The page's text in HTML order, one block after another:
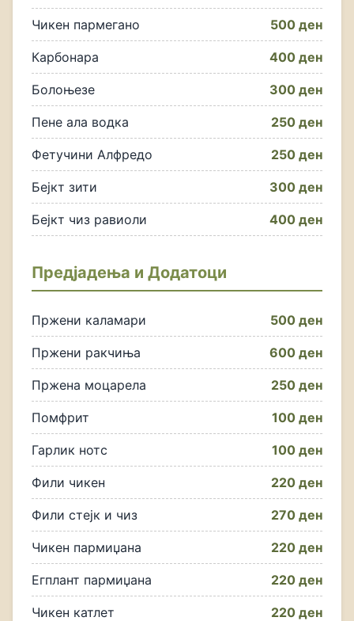
Чикен пармегано 500 ден
Карбонара 400 ден
Болоњезе 300 ден
Пене ала водка 250 ден
Фетучини Алфредо 250 ден
Бејкт зити 300 ден
Бејкт чиз равиоли 400 ден
Предјадења и Додатоци
Пржени каламари 500 ден
Пржени ракчиња 600 ден
Пржена моцарела 250 ден
Помфрит 100 ден
Гарлик нотс 100 ден
Фили чикен 220 ден
Фили стејк и чиз 270 ден
Чикен пармиџана 220 ден
Егплант пармиџана 220 ден
Чикен катлет 220 ден